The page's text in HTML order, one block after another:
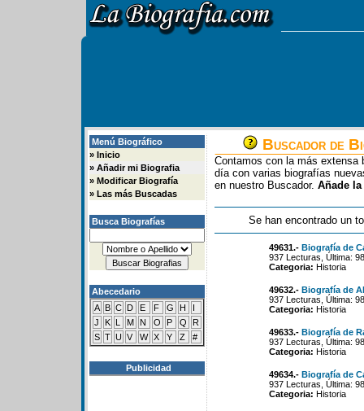
Menú Biográfico
» Inicio
» Añadir mi Biografia
» Modificar Biografía
» Las más Buscadas
Busca Biografías
Abecedario
A B C D E F G H
I
J
K L M N O P Q
R
S T U V W X Y Z #
Publicidad
Buscador de
Contamos con la más extensa
día con varias biografías
en nuestro Buscador. Añade
Se han encontrado un
49631.- Biografía de
937 Lecturas, Última:
Categoria: Historia
49632.- Biografía de
937 Lecturas, Última:
Categoria: Historia
49633.- Biografía de
937 Lecturas, Última:
Categoria: Historia
49634.- Biografía de
937 Lecturas, Última:
Categoria: Historia